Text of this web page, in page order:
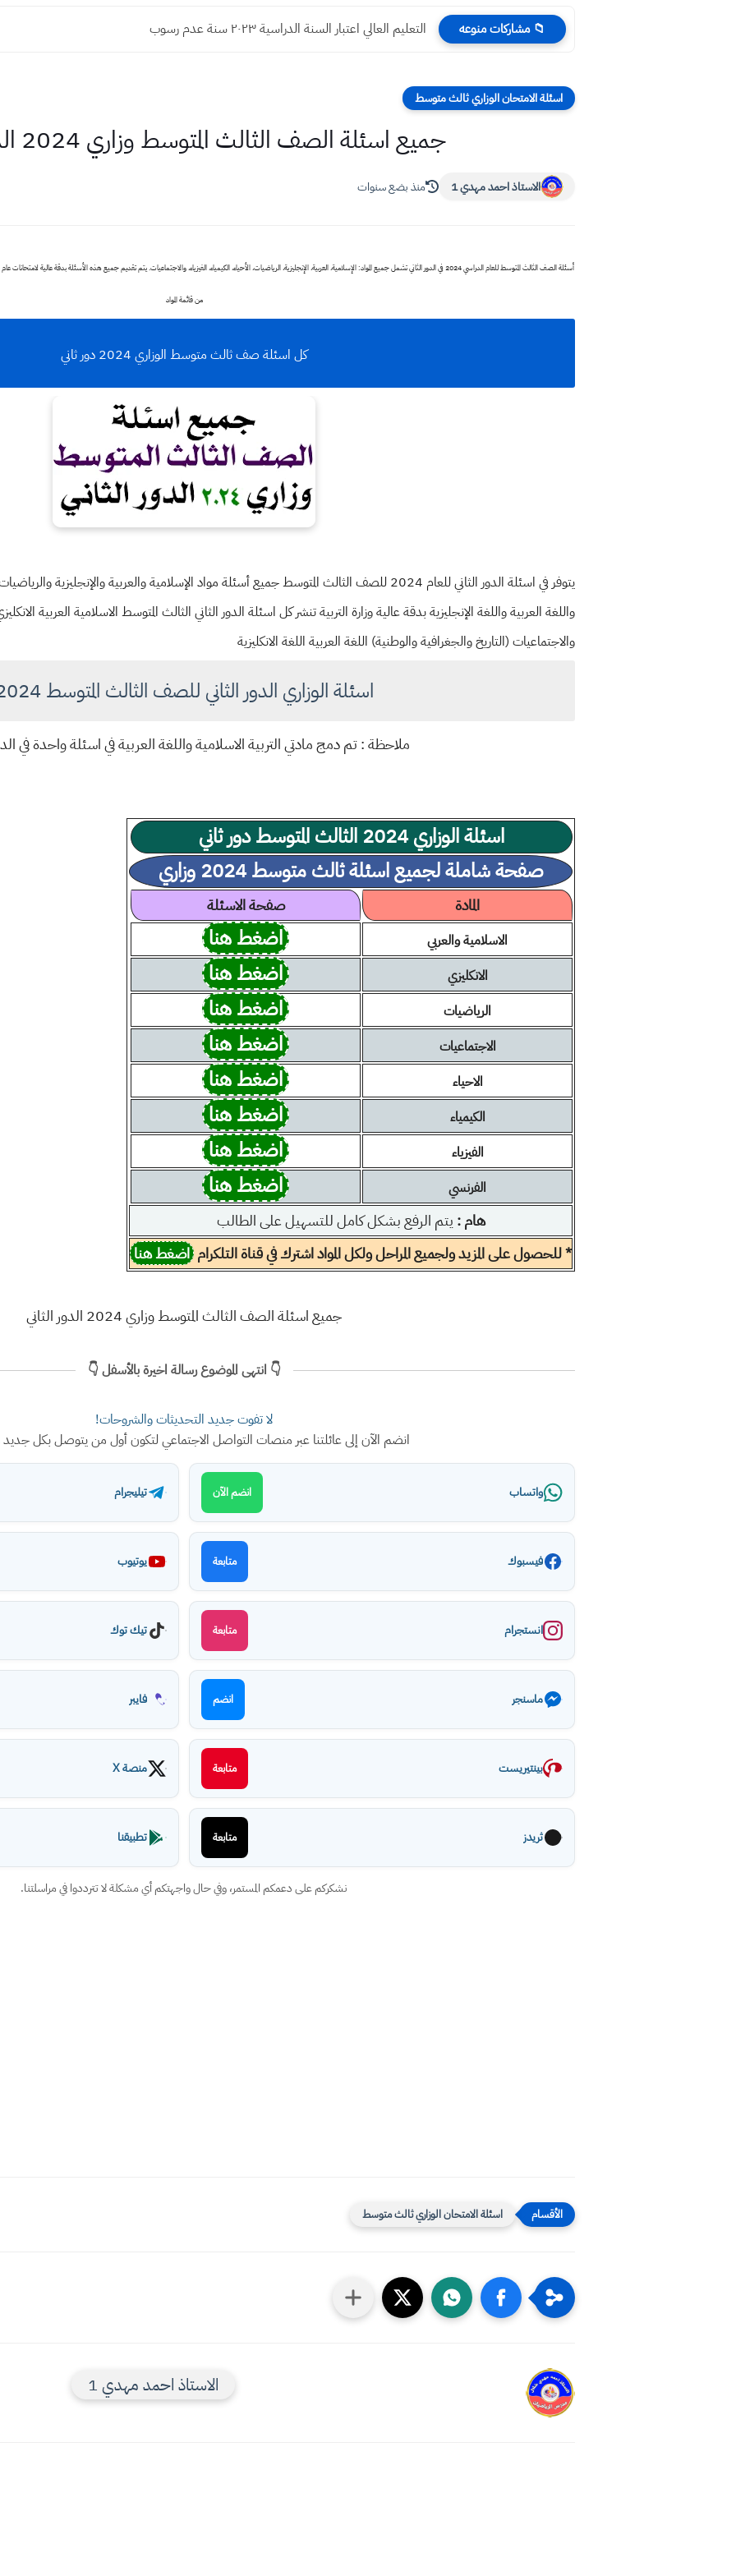
📁 مشاركات منوعه التعليم العالي اعتبار السنة الدراسية ٢٠٢٣ سنة عدم رسوب
اسئلة الامتحان الوزاري ثالث متوسط
جميع اسئلة الصف الثالث المتوسط وزاري 2024 الدور الثاني
الاستاذ احمد مهدي 1 منذ بضع سنوات
من قائمة المواد
كل اسئلة صف ثالث متوسط الوزاري 2024 دور ثاني
يتوفر في اسئلة الدور الثاني للعام 2024 للصف الثالث المتوسط جميع أسئلة مواد الإسلامية والعربية
واللغة العربية واللغة الإنجليزية بدقة عالية وزارة التربية تنشر كل اسئلة الدور الثاني الثالث المتوسط الاسلامية العربية
والاجتماعيات (التاريخ والجغرافية والوطنية) اللغة العربية اللغة الانكليزية
اسئلة الوزاري الدور الثاني للصف الثالث المتوسط 2024
ملاحظة : تم دمج مادتي التربية الاسلامية واللغة العربية في اسئلة واحدة في
اسئلة الوزاري 2024 الثالث المتوسط دور ثاني
صفحة شاملة لجميع اسئلة ثالث متوسط 2024 وزاري
المادة صفحة الاسئلة
الاسلامية والعربي اضغط هنا
الانكليزي اضغط هنا
الرياضيات اضغط هنا
الاجتماعيات اضغط هنا
الاحياء اضغط هنا
الكيمياء اضغط هنا
الفيزياء اضغط هنا
الفرنسي اضغط هنا
هام : يتم الرفع بشكل كامل للتسهيل على الطالب
* للحصول على المزيد ولجميع المراحل ولكل المواد اشترك في قناة التلكرام اضغط هنا
جميع اسئلة الصف الثالث المتوسط وزاري 2024 الدور الثاني
👇 انتهى الموضوع رسالة اخيرة بالأسفل 👇
لا تفوت جديد التحديثات والشروحات!
انضم الآن إلى عائلتنا عبر منصات التواصل الاجتماعي لتكون أول من يتوصل بكل
واتساب انضم الآن تيليجرام
فيسبوك متابعة يوتيوب
انستجرام متابعة تيك توك
ماسنجر انضم فايبر
بينتيريست متابعة منصة X
ثريدز متابعة تطبيقنا
نشكركم على دعمكم المستمر، وفي حال واجهتكم أي مشكلة لا تترددوا في مراسلتنا.
اسئلة الامتحان الوزاري ثالث متوسط
الاستاذ احمد مهدي 1